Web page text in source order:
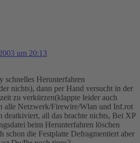
um 20:13
schnelles Herunterfahren
nichts), dann per Hand versucht in der
zu verkürzen(klappte leider auch
alle Netzwerk/Firewire/Wlan und Inf.rot
deatkiviert, all das brachte nichts, Bei XP
beim Herunterfahren löschen
schon die Festplatte Defragmentiert aber